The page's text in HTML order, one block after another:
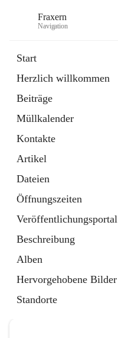
Fraxern
Navigation
Start
Herzlich willkommen
Beiträge
Müllkalender
Kontakte
Artikel
Dateien
Öffnungszeiten
Veröffentlichungsportal
Beschreibung
Alben
Hervorgehobene Bilder
Standorte
Ordner
in
Tab
Formulare
Artikel
öffnet
in
neuem
Tab